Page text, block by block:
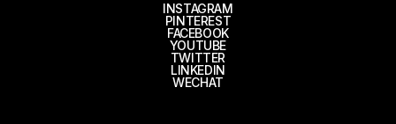
INSTAGRAM
PINTEREST
FACEBOOK
YOUTUBE
TWITTER
LINKEDIN
WECHAT